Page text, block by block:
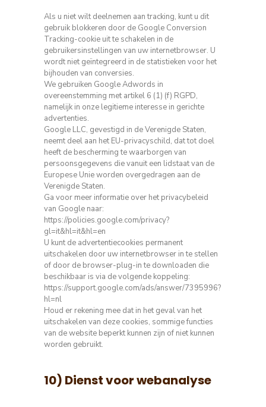
Als u niet wilt deelnemen aan tracking, kunt u dit
gebruik blokkeren door de Google Conversion
Tracking-cookie uit te schakelen in de
gebruikersinstellingen van uw internetbrowser. U
wordt niet geïntegreerd in de statistieken voor het
bijhouden van conversies.
We gebruiken Google Adwords in
overeenstemming met artikel 6 (1) (f) RGPD,
namelijk in onze legitieme interesse in gerichte
advertenties.
Google LLC, gevestigd in de Verenigde Staten,
neemt deel aan het EU-privacyschild, dat tot doel
heeft de bescherming te waarborgen van
persoonsgegevens die vanuit een lidstaat van de
Europese Unie worden overgedragen aan de
Verenigde Staten.
Ga voor meer informatie over het privacybeleid
van Google naar:
https://policies.google.com/privacy?
gl=it&hl=it&hl=en
U kunt de advertentiecookies permanent
uitschakelen door uw internetbrowser in te stellen
of door de browser-plug-in te downloaden die
beschikbaar is via de volgende koppeling:
https://support.google.com/ads/answer/7395996?
hl=nl
Houd er rekening mee dat in het geval van het
uitschakelen van deze cookies, sommige functies
van de website beperkt kunnen zijn of niet kunnen
worden gebruikt.
10) Dienst voor webanalyse